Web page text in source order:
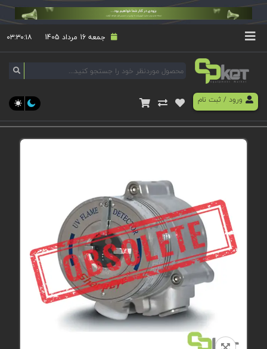
جمعه 16 مرداد 1405 ۰۳:۳۰:۱۸
ورود/ ثبت نام